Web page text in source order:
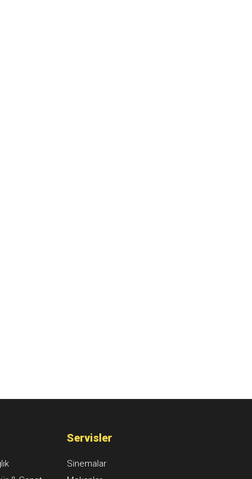
Servisler
Sinemalar